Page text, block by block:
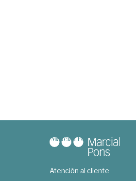
Atención al cliente